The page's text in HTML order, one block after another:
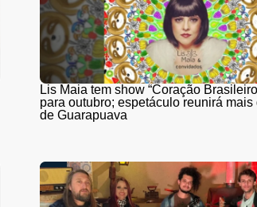
Lis Maia tem show “Coração
para outubro; espetáculo reunirá mais
de Guarapuava